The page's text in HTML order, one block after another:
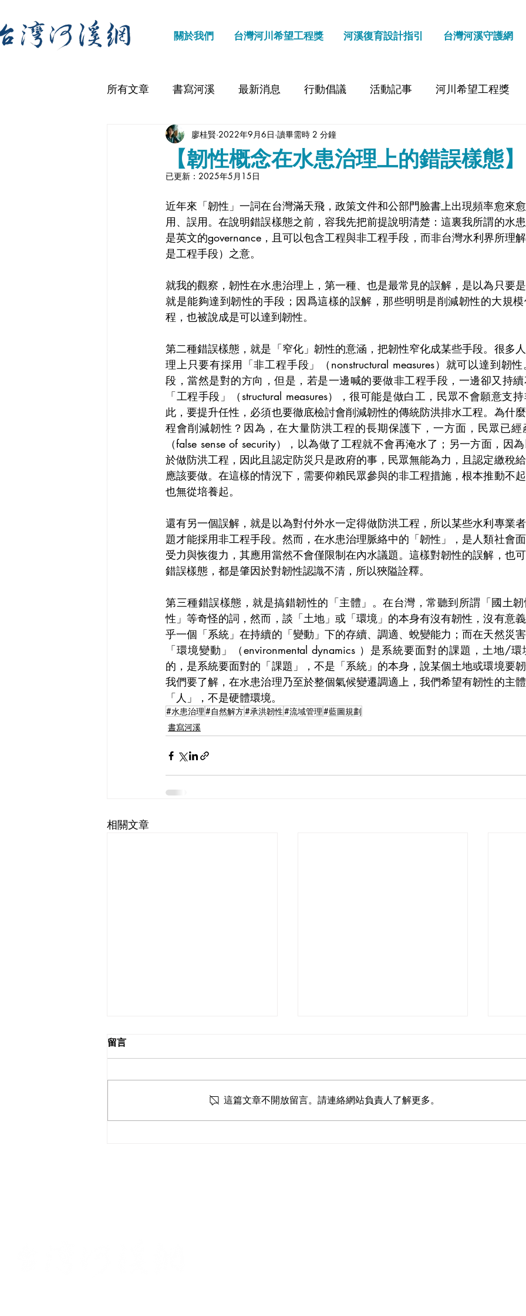
關於我們 台灣河川希望工程獎 河溪復育設計指引 台灣河溪守護網
所有文章 書寫河溪 最新消息 行動倡議 活動記事 河川希望工程獎
【韌性概念在水患治理上的錯誤樣態】
廖桂賢 2022年9月6日 讀畢需時 2 分鐘
已更新： 2025年5月15日
近年來「韌性」一詞在台灣滿天飛，政策文件和公部門臉書上出現頻率愈來
用、誤用。在說明錯誤樣態之前，容我先把前提說明清楚：這裏我所謂的水
是英文的governance，且可以包含工程與非工程手段，而非台灣水利界所理
是工程手段）之意。
就我的觀察，韌性在水患治理上，第一種、也是最常見的誤解，是以為只要
就是能夠達到韌性的手段；因爲這樣的誤解，那些明明是削減韌性的大規
程，也被說成是可以達到韌性。
第二種錯誤樣態，就是「窄化」韌性的意涵，把韌性窄化成某些手段。很多
理上只要有採用「非工程手段」（nonstructural measures）就可以達到韌
段，當然是對的方向，但是，若是一邊喊的要做非工程手段，一邊卻又持
「工程手段」（structural measures），很可能是做白工，民眾不會願意支
此，要提升任性，必須也要徹底檢討會削減韌性的傳統防洪排水工程。為什
程會削減韌性？因為，在大量防洪工程的長期保護下，一方面，民眾已
（false sense of security），以為做了工程就不會再淹水了；另一方面，因
於做防洪工程，因此且認定防災只是政府的事，民眾無能為力，且認定繳稅
應該要做。在這樣的情況下，需要仰賴民眾參與的非工程措施，根本推動不
也無從培養起。
還有另一個誤解，就是以為對付外水一定得做防洪工程，所以某些水利專業
題才能採用非工程手段。然而，在水患治理脈絡中的「韌性」，是人類社會
受力與恢復力，其應用當然不會僅限制在內水議題。這樣對韌性的誤解，也
錯誤樣態，都是肇因於對韌性認識不清，所以狹隘詮釋。
第三種錯誤樣態，就是搞錯韌性的「主體」。在台灣，常聽到所謂「國土
性」等奇怪的詞，然而，談「土地」或「環境」的本身有沒有韌性，沒有意
乎一個「系統」在持續的「變動」下的存續、調適、蛻變能力；而在天然災
「環境變動」（environmental dynamics ）是系統要面對的課題，土地/
的，是系統要面對的「課題」，不是「系統」的本身，說某個土地或環境要
我們要了解，在水患治理乃至於整個氣候變遷調適上，我們希望有韌性的主
「人」，不是硬體環境。
#水患治理#自然解方#承洪韌性#流域管理#藍圖規劃
書寫河溪
相關文章
濱溪草帶留下了，然後呢？
留言
這篇文章不開放留言。請連絡網站負責人了解更多。